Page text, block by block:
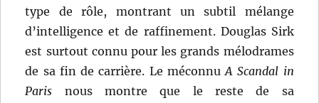
type de rôle, montrant un subtil mélange
d’intelligence et de raffinement. Douglas Sirk
est surtout connu pour les grands mélodrames
de sa fin de carrière. Le méconnuA Scandal in
Paris nous montre que le reste de sa